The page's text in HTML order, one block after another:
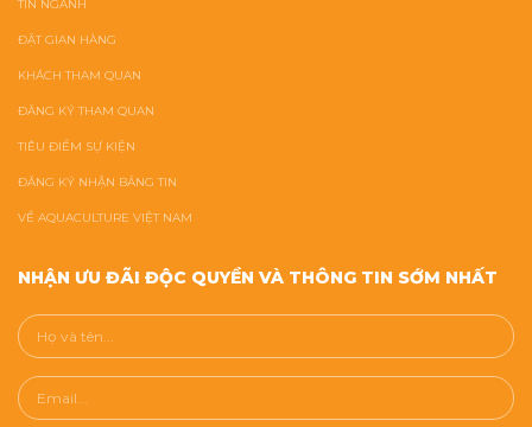
TIN NGÀNH
ĐẶT GIAN HÀNG
KHÁCH THAM QUAN
ĐĂNG KÝ THAM QUAN
TIÊU ĐIỂM SỰ KIỆN
ĐĂNG KÝ NHẬN BẢNG TIN
VỀ AQUACULTURE VIỆT NAM
NHẬN ƯU ĐÃI ĐỘC QUYỀN VÀ THÔNG TIN SỚM NHẤT